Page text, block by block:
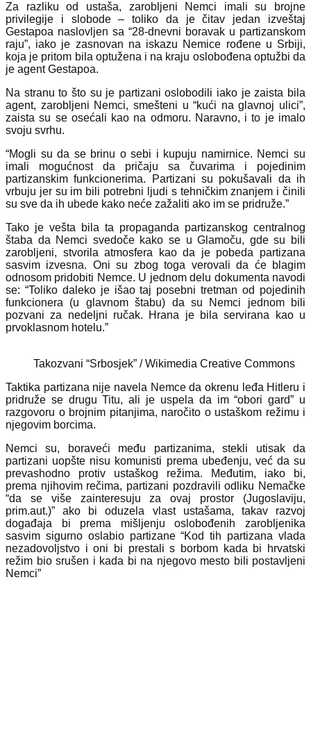
Za razliku od ustaša, zarobljeni Nemci imali su brojne
privilegije i slobode – toliko da je čitav jedan izveštaj
Gestapoa naslovljen sa “28-dnevni boravak u partizanskom
raju”, iako je zasnovan na iskazu Nemice rođene u Srbiji,
koja je pritom bila optužena i na kraju oslobođena optužbi da
je agent Gestapoa.
Na stranu to što su je partizani oslobodili iako je zaista bila
agent, zarobljeni Nemci, smešteni u “kući na glavnoj ulici”,
zaista su se osećali kao na odmoru. Naravno, i to je imalo
svoju svrhu.
“Mogli su da se brinu o sebi i kupuju namirnice. Nemci su
imali mogućnost da pričaju sa čuvarima i pojedinim
partizanskim funkcionerima. Partizani su pokušavali da ih
vrbuju jer su im bili potrebni ljudi s tehničkim znanjem i činili
su sve da ih ubede kako neće zažaliti ako im se pridruže.”
Tako je vešta bila ta propaganda partizanskog centralnog
štaba da Nemci svedoče kako se u Glamoču, gde su bili
zarobljeni, stvorila atmosfera kao da je pobeda partizana
sasvim izvesna. Oni su zbog toga verovali da će blagim
odnosom pridobiti Nemce. U jednom delu dokumenta navodi
se: “Toliko daleko je išao taj posebni tretman od pojedinih
funkcionera (u glavnom štabu) da su Nemci jednom bili
pozvani za nedeljni ručak. Hrana je bila servirana kao u
prvoklasnom hotelu.”
Takozvani “Srbosjek” / Wikimedia Creative Commons
Taktika partizana nije navela Nemce da okrenu leđa Hitleru i
pridruže se drugu Titu, ali je uspela da im “obori gard” u
razgovoru o brojnim pitanjima, naročito o ustaškom režimu i
njegovim borcima.
Nemci su, boraveći među partizanima, stekli utisak da
partizani uopšte nisu komunisti prema ubeđenju, već da su
prevashodno protiv ustaškog režima. Međutim, iako bi,
prema njihovim rečima, partizani pozdravili odliku Nemačke
“da se više zainteresuju za ovaj prostor (Jugoslaviju,
prim.aut.)” ako bi oduzela vlast ustašama, takav razvoj
događaja bi prema mišljenju oslobođenih zarobljenika
sasvim sigurno oslabio partizane “Kod tih partizana vlada
nezadovoljstvo i oni bi prestali s borbom kada bi hrvatski
režim bio srušen i kada bi na njegovo mesto bili postavljeni
Nemci”